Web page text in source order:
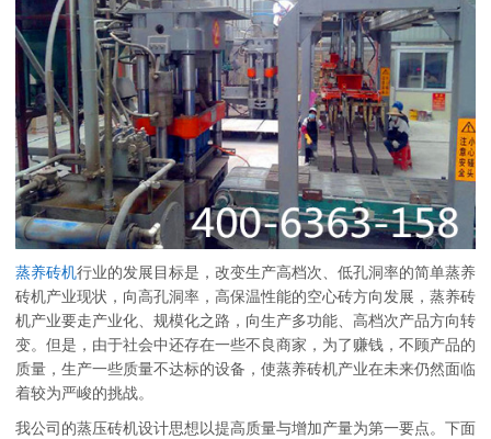
蒸养砖机行业的发展目标是，改变生产高档次、低孔洞率的简单蒸养
砖机产业现状，向高孔洞率，高保温性能的空心砖方向发展，蒸养砖
机产业要走产业化、规模化之路，向生产多功能、高档次产品方向转
变。但是，由于社会中还存在一些不良商家，为了赚钱，不顾产品的
质量，生产一些质量不达标的设备，使蒸养砖机产业在未来仍然面临
着较为严峻的挑战。
我公司的蒸压砖机设计思想以提高质量与增加产量为第一要点。下面